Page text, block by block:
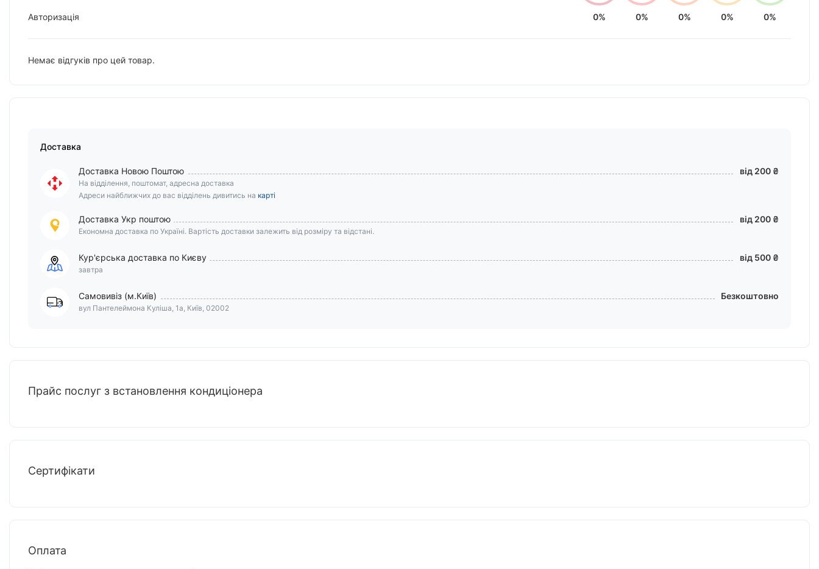
Авторизація 0% 0% 0% 0% 0%
Немає відгуків про цей товар.
Доставка
Доставка Новою Поштою
На відділення, поштомат, адресна доставка
Адреси найближчих до вас відділень дивитись на карті
від 200 ₴
Доставка Укр поштою
Економна доставка по Україні. Вартість доставки залежить від розміру та відстані.
від 200 ₴
Кур'єрська доставка по Києву
завтра
від 500 ₴
Самовивіз (м.Київ)
вул Пантелеймона Куліша, 1а, Київ, 02002
Безкоштовно
Прайс послуг з встановлення кондиціонера
Сертифікати
Оплата